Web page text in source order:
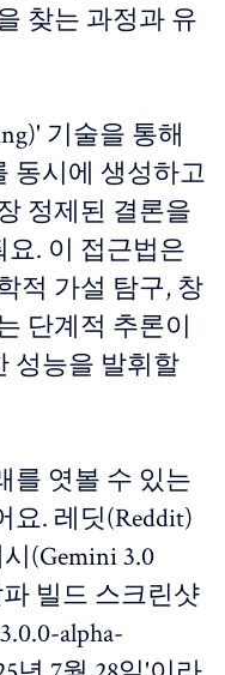
찾는 과정과 유
기술을 통해
동시에 생성하고
정제된 결론을
. 이 접근법은
적 가설 탐구, 창
단계적 추론이
성능을 발휘할
를 엿볼 수 있는
요. 레딧(Reddit)
(Gemini 3.0
빌드 스크린샷
alpha-